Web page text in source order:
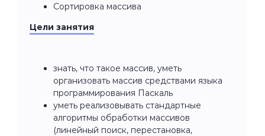
Сортировка массива
Цели занятия
знать, что такое массив, уметь
организовать массив средствами языка
программирования Паскаль
уметь реализовывать стандартные
алгоритмы обработки массивов
(линейный поиск, перестановка,